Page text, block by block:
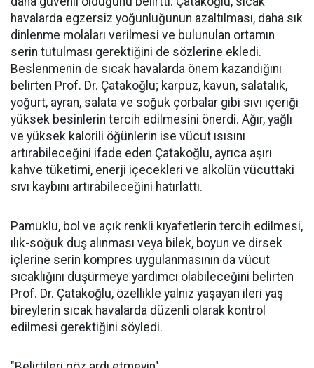
havalarda egzersiz yoğunluğunun azaltılması, daha sık
dinlenme molaları verilmesi ve bulunulan ortamın
serin tutulması gerektiğini de sözlerine ekledi.
Beslenmenin de sıcak havalarda önem kazandığını
belirten Prof. Dr. Çatakoğlu; karpuz, kavun, salatalık,
yoğurt, ayran, salata ve soğuk çorbalar gibi sıvı içeriği
yüksek besinlerin tercih edilmesini önerdi. Ağır, yağlı
ve yüksek kalorili öğünlerin ise vücut ısısını
artırabileceğini ifade eden Çatakoğlu, ayrıca aşırı
kahve tüketimi, enerji içecekleri ve alkolün vücuttaki
sıvı kaybını artırabileceğini hatırlattı.
Pamuklu, bol ve açık renkli kıyafetlerin tercih edilmesi,
ılık-soğuk duş alınması veya bilek, boyun ve dirsek
içlerine serin kompres uygulanmasının da vücut
sıcaklığını düşürmeye yardımcı olabileceğini belirten
Prof. Dr. Çatakoğlu, özellikle yalnız yaşayan ileri yaş
bireylerin sıcak havalarda düzenli olarak kontrol
edilmesi gerektiğini söyledi.